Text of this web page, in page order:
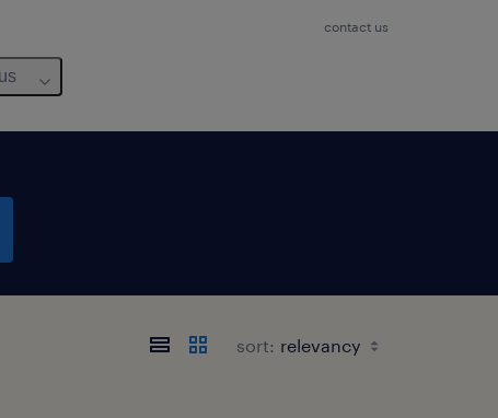
contact us
sort: